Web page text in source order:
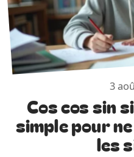
3
Cos cos sin
simple pour
les